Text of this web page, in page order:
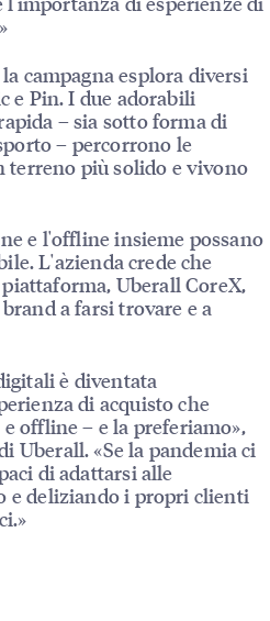
campagna esplora diversi
e Pin. I due adorabili
– sia sotto forma di
– percorrono le
terreno più solido e vivono
e l'offline insieme possano
L'azienda crede che
Uberall CoreX,
a farsi trovare e a
è diventata
di acquisto che
offline – e la preferiamo»,
Uberall. «Se la pandemia ci
di adattarsi alle
e deliziando i propri clienti